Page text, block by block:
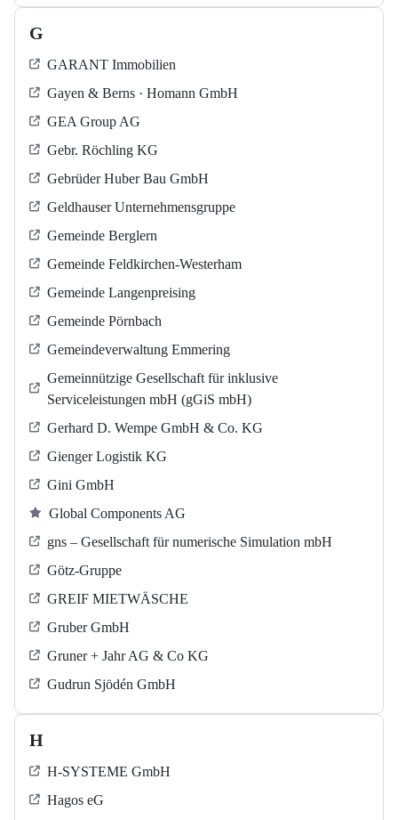
G
GARANT Immobilien
Gayen & Berns · Homann GmbH
GEA Group AG
Gebr. Röchling KG
Gebrüder Huber Bau GmbH
Geldhauser Unternehmensgruppe
Gemeinde Berglern
Gemeinde Feldkirchen-Westerham
Gemeinde Langenpreising
Gemeinde Pörnbach
Gemeindeverwaltung Emmering
Gemeinnützige Gesellschaft für inklusive
Serviceleistungen mbH (gGiS mbH)
Gerhard D. Wempe GmbH & Co. KG
Gienger Logistik KG
Gini GmbH
Global Components AG
gns – Gesellschaft für numerische Simulation mbH
Götz-Gruppe
GREIF MIETWÄSCHE
Gruber GmbH
Gruner + Jahr AG & Co KG
Gudrun Sjödén GmbH
H
H-SYSTEME GmbH
Hagos eG